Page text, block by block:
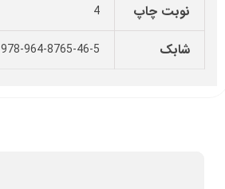
نوبت چاپ 4
شابک 978-964-8765-46-5